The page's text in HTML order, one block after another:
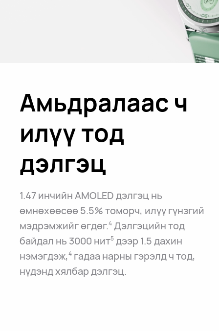
Амьдралаас ч
илүү тод
дэлгэц
1.47 инчийн AMOLED дэлгэц нь
өмнөхөөсөө 5.5% томорч, илүү гүнзгий
мэдрэмжийг өгдөг.4Дэлгэцийн тод
байдал нь 3000 нит5дээр 1.5 дахин
нэмэгдэж,4гадаа нарны гэрэлд ч тод,
нүдэнд хялбар дэлгэц.